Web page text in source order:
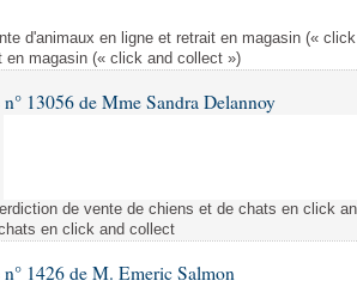
d'animaux en ligne et retrait en magasin («
en magasin (« click and collect »)
13056 de Mme Sandra Delannoy
de vente de chiens et de chats en click
en click and collect
1426 de M. Emeric Salmon